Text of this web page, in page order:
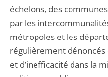
échelons, des
par les
métropoles et les
régulièrement
et d’inefficacité dans la